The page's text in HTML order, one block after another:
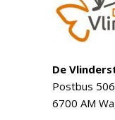
De
Postbus 506
6700 AM